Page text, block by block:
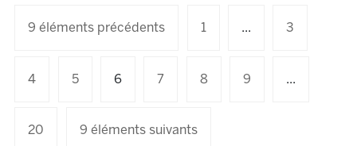
9 éléments précédents 1 ... 3
4 5 6 7 8 9 ...
20 9 éléments suivants